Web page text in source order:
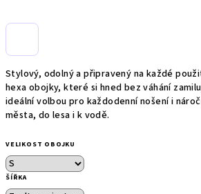
Stylový, odolný a připravený na každé
hexa obojky, které si hned bez váhání
ideální volbou pro každodenní nošení i
města, do lesa i k vodě.
VELIKOST OBOJKU
ŠÍŘKA